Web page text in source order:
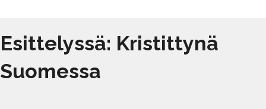
Esittelyssä: Kristittynä
Suomessa